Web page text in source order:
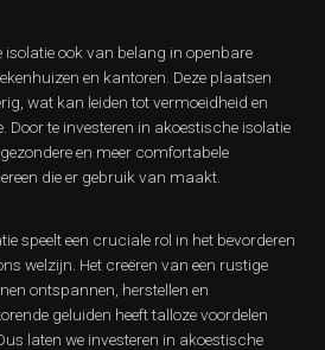
ook van belang in openbare
en kantoren. Deze plaatsen
wat kan leiden tot vermoeidheid en
te investeren in akoestische isolatie
en meer comfortabele
die er gebruik van maakt.
speelt een cruciale rol in het bevorderen
welzijn. Het creëren van een rustige
ontspannen, herstellen en
geluiden heeft talloze voordelen
laten we investeren in akoestische